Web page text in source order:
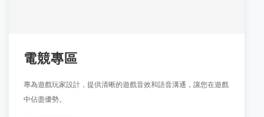
電競專區
專為遊戲玩家設計，提供清晰的遊戲音效和語音溝通，讓您在遊戲
中佔盡優勢。